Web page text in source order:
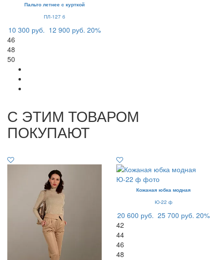
Пальто летнее с курткой
ПЛ-127 б
10 300 руб. 12 900 руб. 20%
46
48
50
С ЭТИМ ТОВАРОМ
ПОКУПАЮТ
Кожаная юбка модная
Ю-22 ф
20 600 руб. 25 700 руб. 20%
42
44
46
48